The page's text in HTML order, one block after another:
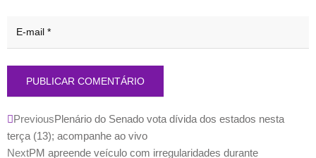
PreviousPlenário do Senado vota dívida dos estados nesta
terça (13); acompanhe ao vivo
NextPM apreende veículo com irregularidades durante